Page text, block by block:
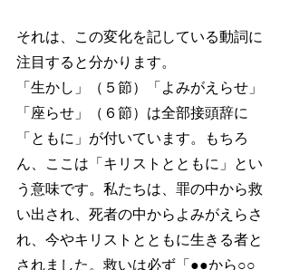
それは、この変化を記している動詞に
注目すると分かります。
「生かし」（５節）「よみがえらせ」
「座らせ」（６節）は全部接頭辞に
「ともに」が付いています。もちろ
ん、ここは「キリストとともに」とい
う意味です。私たちは、罪の中から救
い出され、死者の中からよみがえらさ
れ、今やキリストとともに生きる者と
されました。救いは必ず「●●から○○